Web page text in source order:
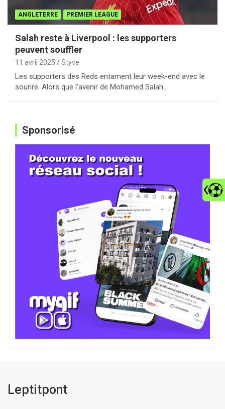
ANGLETERRE PREMIER LEAGUE
Salah reste à Liverpool : les supporters
peuvent souffler
11 avril 2025 Styve
Les supporters des Reds entament leur week-end avec le
sourire. Alors que l’avenir de Mohamed Salah…
Sponsorisé
Leptitpont